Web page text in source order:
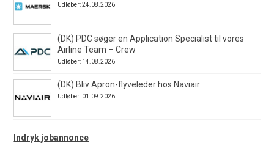
Udløber: 24.08.2026
(DK) PDC søger en Application Specialist til vores
Airline Team – Crew
Udløber: 14.08.2026
(DK) Bliv Apron-flyveleder hos Naviair
Udløber: 01.09.2026
Indryk jobannonce